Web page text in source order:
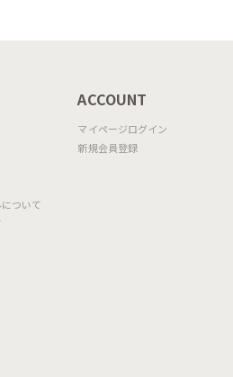
ついて
ACCOUNT
マイページログイン
新規会員登録